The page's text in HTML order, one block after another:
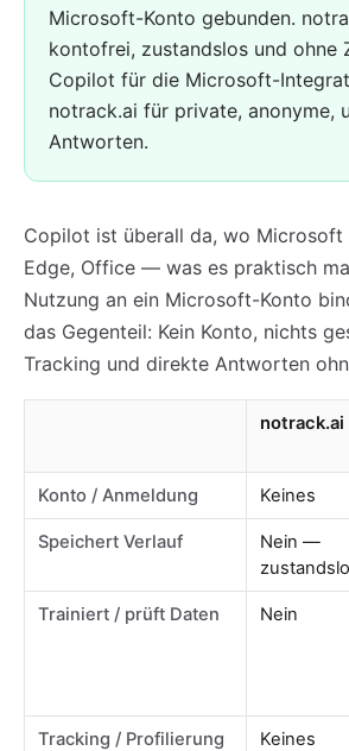
Microsoft-Konto gebunden.
kontofrei, zustandslos und ohne
Copilot für die Microsoft-
notrack.ai für private, anonyme,
Antworten.
Copilot ist überall da, wo
Edge, Office — was es praktisch
Nutzung an ein Microsoft-Konto
das Gegenteil: Kein Konto, nichts
Tracking und direkte Antworten
notrack.ai
Konto / Anmeldung Keines
Speichert Verlauf
Nein —
Trainiert / prüft Daten Nein
Tracking / Profilierung Keines